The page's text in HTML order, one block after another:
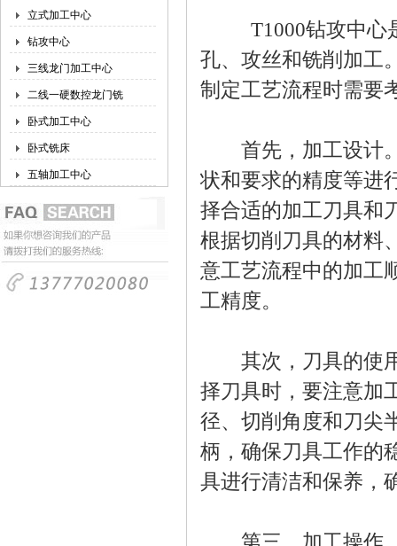
立式加工中心
钻攻中心
三线龙门加工中心
二线一硬数控龙门铣
卧式加工中心
卧式铣床
五轴加工中心
T1000钻攻中心是
孔、攻丝和铣削加工
制定工艺流程时需要
首先，加工设计。
状和要求的精度等进
择合适的加工刀具和
根据切削刀具的材料
意工艺流程中的加工
工精度。
其次，刀具的使用
择刀具时，要注意加
径、切削角度和刀尖
柄，确保刀具工作的
具进行清洁和保养，